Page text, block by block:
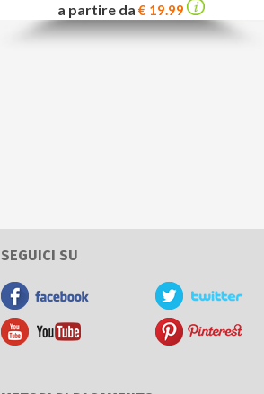
a partire da € 19.99
SEGUICI SU